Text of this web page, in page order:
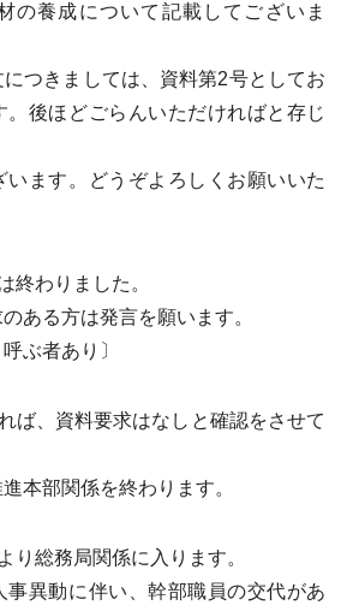
の養成について記載してございま
つきましては、資料第2号としてお
。後ほどごらんいただければと存じ
ます。どうぞよろしくお願いいた
わりました。
ある方は発言を願います。
者あり〕
、資料要求はなしと確認をさせて
本部関係を終わります。
総務局関係に入ります。
異動に伴い、幹部職員の交代があ